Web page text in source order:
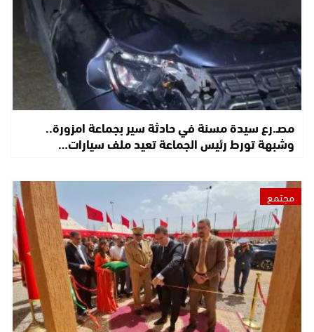
مصـ.رع سيدة مسنة في حادثة سير بجماعة امزورة..
وشبهة تورط رئيس الجماعة تعيد ملف سيارات…
مجتمع